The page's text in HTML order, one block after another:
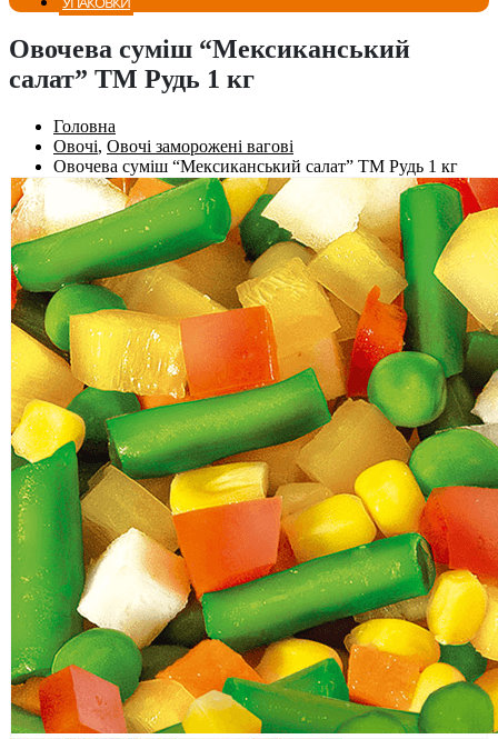
Овочева суміш “Мексиканський
салат” ТМ Рудь 1 кг
Головна
Овочі, Овочі заморожені вагові
Овочева суміш “Мексиканський салат” ТМ Рудь 1 кг